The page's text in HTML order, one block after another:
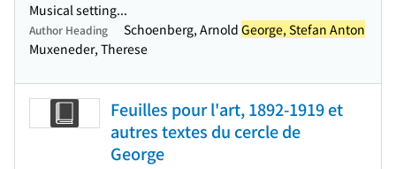
Musical setting...
Author Heading Schoenberg, Arnold George, Stefan Anton
Muxeneder, Therese
Feuilles pour l'art, 1892-1919 et
autres textes du cercle de
George